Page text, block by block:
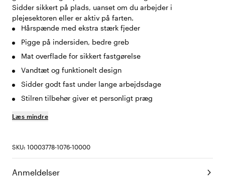
Sidder sikkert på plads, uanset om du arbejder i
plejesektoren eller er aktiv på farten.
Hårspænde med ekstra stærk fjeder
Pigge på indersiden, bedre greb
Mat overflade for sikkert fastgørelse
Vandtæt og funktionelt design
Sidder godt fast under lange arbejdsdage
Stilren tilbehør giver et personligt præg
Læs mindre
SKU: 10003778-1076-10000
Anmeldelser